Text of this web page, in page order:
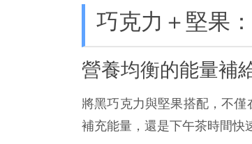
巧克力＋堅果
營養均衡的能量補
將黑巧克力與堅果搭配，不
補充能量，還是下午茶時間快